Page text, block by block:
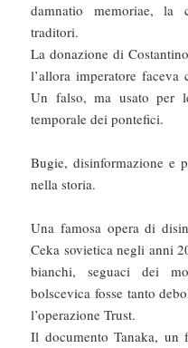
damnatio memoriae, la
traditori.
La donazione di
l’allora imperatore faceva
Un falso, ma usato per
temporale dei pontefici.
Bugie, disinformazione e
nella storia.
Una famosa opera di
Ceka sovietica negli anni
bianchi, seguaci dei
bolscevica fosse tanto
l’operazione Trust.
Il documento Tanaka, un